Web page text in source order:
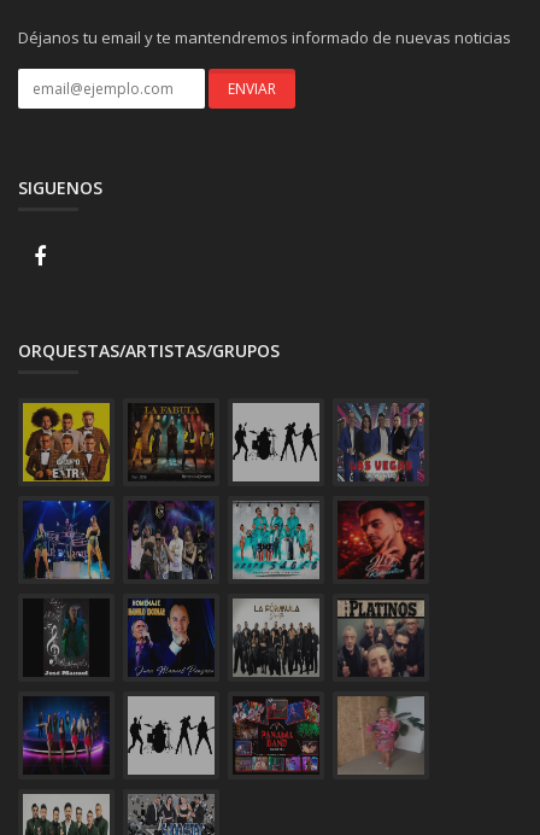
Déjanos tu email y te mantendremos informado de nuevas noticias
SIGUENOS
ORQUESTAS/ARTISTAS/GRUPOS